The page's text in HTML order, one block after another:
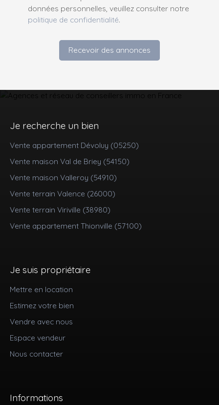
données personnelles, veuillez consulter notre
politique de confidentialité.
Recevoir des annonces
Je recherche un bien
Vente appartement Dévoluy (05250)
Vente maison Val de Briey (54150)
Vente maison Valleroy (54910)
Vente terrain Valence (26000)
Vente terrain Viriville (38980)
Vente appartement Thionville (57100)
Je suis propriétaire
Mettre en location
Estimez votre bien
Vendre avec nous
Espace vendeur
Nous contacter
Informations